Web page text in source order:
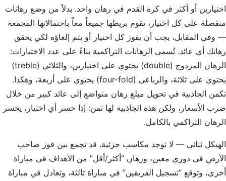
اختيارين أو أكثر في كرة القدم في رهان واحد. بدلاً من وضع رهانات
منفصلة على كل اختيار، تقوم بربطها جميعاً معاً باحتمالاتها المجمعة
— وفي المقابل، يجب أن يفوز كل اختيار أو يتم إلغاؤه لكي يحقق
رهانك أي عائد. تُسمى الرهانات التراكمية بناءً على عدد الاختيارات:
الرهان المزدوج (double) يحتوي على اختيارين، والثلاثي (treble)
يحتوي على ثلاثة، والرباعي (four-fold) يحتوي على أربعة، وهكذا.
تكمن الجاذبية في تحويل مبلغ رهان متواضع إلى عائد كبير من خلال
ضرب الأسعار، ولكن هذه الجاذبية لها ثمن: إذا خسر أي اختيار، يخسر
الرهان التراكمي بالكامل.
الهيكل ثنائي — لا توجد مكاسب جزئية. قد تجمع بين فوز صاحب
الأرض في دوري معين، ورهان “أكثر/أقل” من الأهداف في مباراة
أخرى، وتوقع “تسجيل الفريقين” في مباراة ثالثة، وتعادل في مباراة